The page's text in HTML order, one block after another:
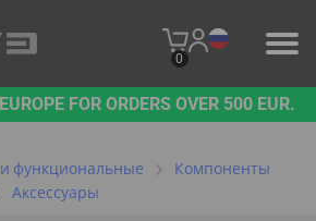
0
FOR ORDERS OVER 500 EUR.
функциональные
Компоненты
Аксессуары